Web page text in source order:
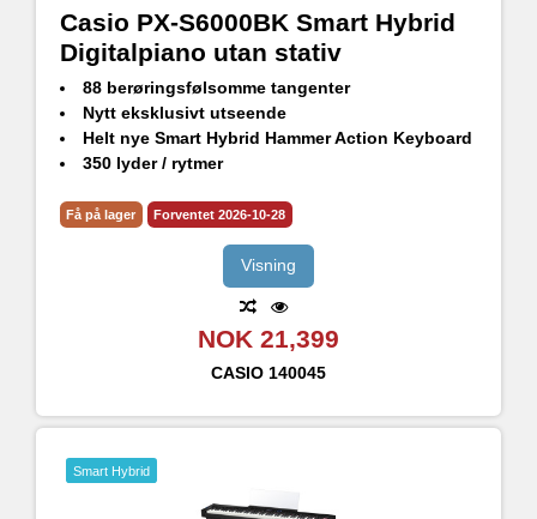
Casio PX-S6000BK Smart Hybrid
Digitalpiano utan stativ
88 berøringsfølsomme tangenter
Nytt eksklusivt utseende
Helt nye Smart Hybrid Hammer Action Keyboard
350 lyder / rytmer
Flerdimensjonal Morphing Air-lydkilde
Bluetooth® Audio kompatibel med WUBT10 (inkludert)
Få på lager Forventet 2026-10-28
Visning
NOK 21,399
CASIO 140045
Smart Hybrid